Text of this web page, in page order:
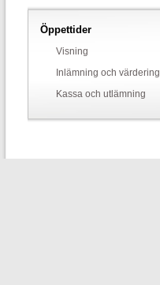
Öppettider
Visning
Inlämning och värdering
Kassa och utlämning